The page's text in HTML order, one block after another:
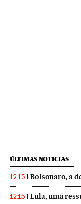
ÚLTIMAS NOTICIAS
12:15 Bolsonaro, a
12:15 Lula, uma